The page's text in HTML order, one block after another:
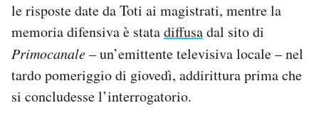
le risposte date da Toti ai magistrati, mentre la
memoria difensiva è statadiffusadal sito di
Primocanale– un’emittente televisiva locale – nel
tardo pomeriggio di giovedì, addirittura prima che
si concludesse l’interrogatorio.